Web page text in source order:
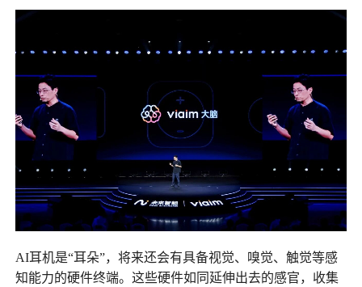
AI耳机是“耳朵”，将来还会有具备视觉、嗅觉、触觉等感
知能力的硬件终端。这些硬件如同延伸出去的感官，收集